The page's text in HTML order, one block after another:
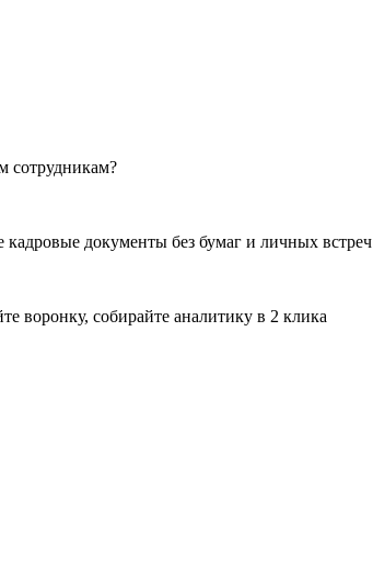
сотрудникам?
документы без бумаг и личных встреч
воронку, собирайте аналитику в 2 клика